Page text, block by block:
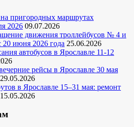
пригородных маршрутах
2026 09.07.2026
движения троллейбусов № 4 и
июня 2026 года 25.06.2026
автобусов в Ярославле 11-12
рейсы в Ярославле 30 мая
29.05.2026
в Ярославле 15–31 мая: ремонт
15.05.2026